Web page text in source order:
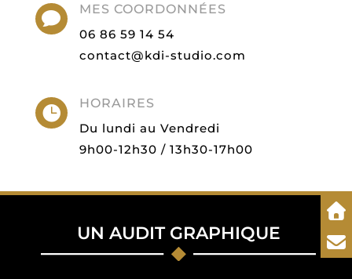

MES COORDONNÉES
06 86 59 14 54
contact@kdi-studio.com

HORAIRES
Du lundi au Vendredi
9h00-12h30 / 13h30-17h00
UN AUDIT GRAPHIQUE